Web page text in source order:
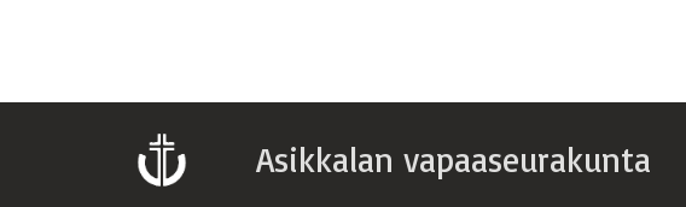
Asikkalan vapaaseurakunta